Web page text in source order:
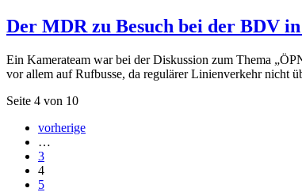
Der MDR zu Besuch bei der BDV
Ein Kamerateam war bei der Diskussion zum Thema
vor allem auf Rufbusse, da regulärer Linienverkehr nicht
Seite 4 von 10
vorherige
…
3
4
5